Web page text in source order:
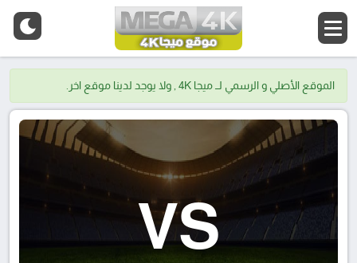
الموقع الأصلي و الرسمي لــ ميجا 4K , ولا يوجد لدينا موقع اخر.
VS